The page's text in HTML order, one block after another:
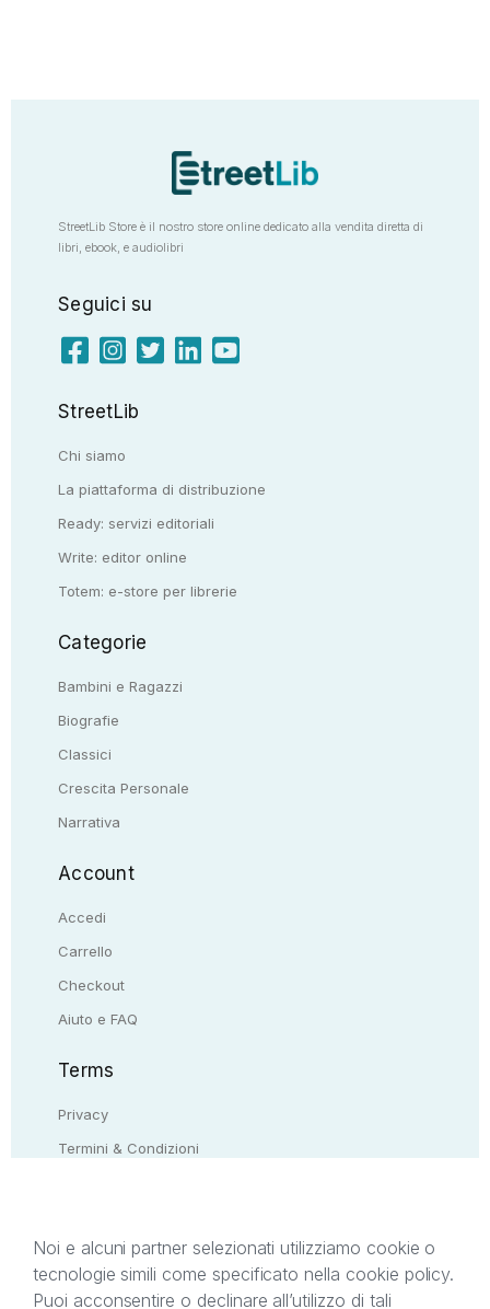
StreetLib Store è il nostro store online dedicato alla vendita diretta di
libri, ebook, e audiolibri
Seguici su
StreetLib
Chi siamo
La piattaforma di distribuzione
Ready: servizi editoriali
Write: editor online
Totem: e-store per librerie
Categorie
Bambini e Ragazzi
Biografie
Classici
Crescita Personale
Narrativa
Account
Accedi
Carrello
Checkout
Aiuto e FAQ
Terms
Privacy
Termini & Condizioni
Il presente sito web è di proprietà di StreetLib S.r.l.
Noi e alcuni partner selezionati utilizziamo cookie o
tecnologie simili come specificato nella cookie policy.
Puoi acconsentire o declinare all’utilizzo di tali